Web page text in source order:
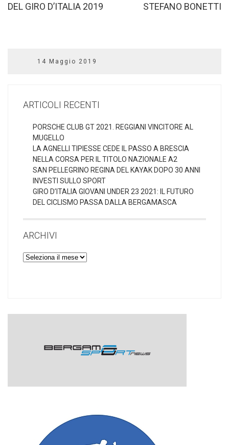
DEL GIRO D’ITALIA 2019
STEFANO BONETTI
14 Maggio 2019
ARTICOLI RECENTI
PORSCHE CLUB GT 2021. REGGIANI VINCITORE AL
MUGELLO
LA AGNELLI TIPIESSE CEDE IL PASSO A BRESCIA
NELLA CORSA PER IL TITOLO NAZIONALE A2
SAN PELLEGRINO REGINA DEL KAYAK DOPO 30 ANNI
INVESTI SULLO SPORT
GIRO D’ITALIA GIOVANI UNDER 23 2021: IL FUTURO
DEL CICLISMO PASSA DALLA BERGAMASCA
ARCHIVI
Archivi